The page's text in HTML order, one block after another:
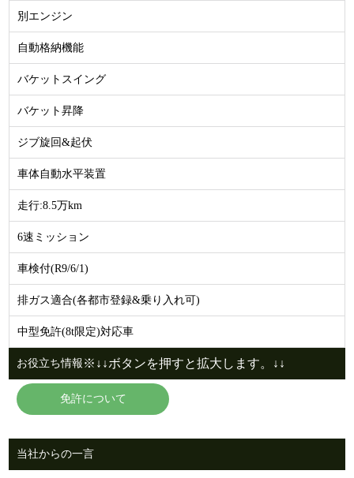
別エンジン
自動格納機能
バケットスイング
バケット昇降
ジブ旋回&起伏
車体自動水平装置
走行:8.5万km
6速ミッション
車検付(R9/6/1)
排ガス適合(各都市登録&乗り入れ可)
中型免許(8t限定)対応車
お役立ち情報 ※↓↓ボタンを押すと拡大します。↓↓
免許について
当社からの一言